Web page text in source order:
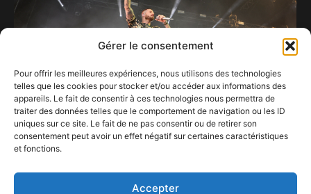
Gérer le consentement
Pour offrir les meilleures expériences, nous utilisons des technologies
telles que les cookies pour stocker et/ou accéder aux informations des
appareils. Le fait de consentir à ces technologies nous permettra de
traiter des données telles que le comportement de navigation ou les ID
uniques sur ce site. Le fait de ne pas consentir ou de retirer son
consentement peut avoir un effet négatif sur certaines caractéristiques
et fonctions.
Accepter
Matt Pokora apporte les pizzas et assure le
5 juillet 2026